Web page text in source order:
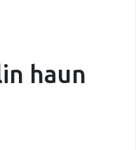
haun